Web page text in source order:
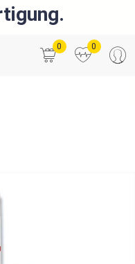
0 0